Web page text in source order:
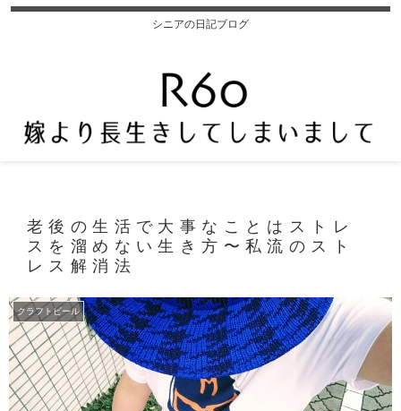
シニアの日記ブログ
老後の生活で大事なことはストレ
スを溜めない生き方〜私流のスト
レス解消法
クラフトビール